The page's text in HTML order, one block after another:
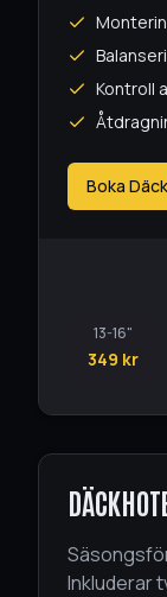
Kontroll
Boka
13-16"
349 kr
Inkluderar